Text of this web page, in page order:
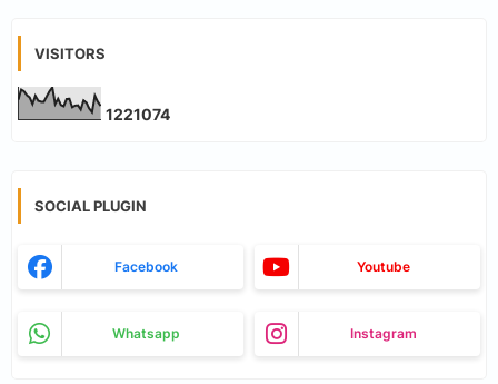
VISITORS
1221074
SOCIAL PLUGIN
Facebook Youtube
Whatsapp Instagram